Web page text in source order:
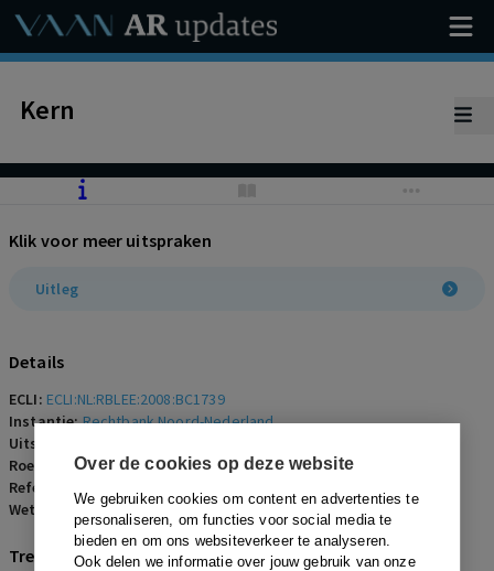
Over de cookies op deze website
We gebruiken cookies om content en advertenties te
personaliseren, om functies voor social media te
bieden en om ons websiteverkeer te analyseren.
Ook delen we informatie over jouw gebruik van onze
Kern
Klik voor meer uitspraken
Uitleg
Details
ECLI: ECLI:NL:RBLEE:2008:BC1739
Instantie:Rechtbank Noord-Nederland
Uitspraakdatum:
Roepnaam:ECLI:NL:RBLEE:2008:BC1739
Referentienummer:
Wetsartikelen:7:611 BW
Trefwoorden